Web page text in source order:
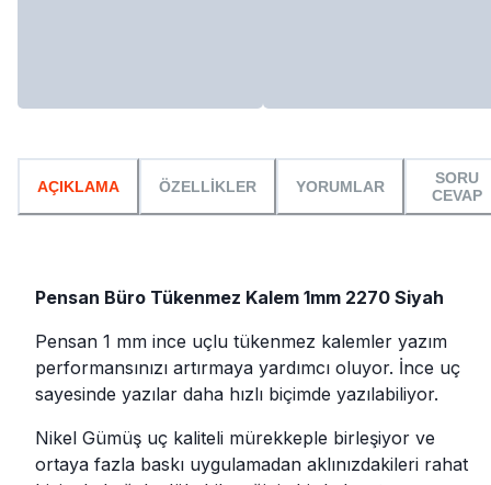
AÇIKLAMA ÖZELLİKLER YORUMLAR
SORU
CEVAP
Pensan Büro Tükenmez Kalem 1mm 2270 Siyah
Pensan 1 mm ince uçlu tükenmez kalemler yazım
performansınızı artırmaya yardımcı oluyor. İnce uç
sayesinde yazılar daha hızlı biçimde yazılabiliyor.
Nikel Gümüş uç kaliteli mürekkeple birleşiyor ve
ortaya fazla baskı uygulamadan aklınızdakileri rahat